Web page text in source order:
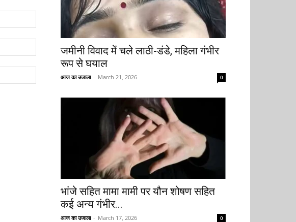
जमीनी विवाद में चले लाठी-डंडे, महिला गंभीर
रूप से घयाल
आज का उजाला - March 21, 2026 0
भांजे सहित मामा मामी पर यौन शोषण सहित
कई अन्य गंभीर...
आज का उजाला - March 17, 2026 0